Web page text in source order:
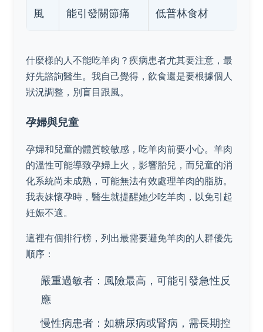
風
能引發關節痛
低普林食材
什麼樣的人不能吃羊肉？疾病患者尤其要注意，最
好先諮詢醫生。我自己覺得，飲食還是要根據個人
狀況調整，別盲目跟風。
孕婦與兒童
孕婦和兒童的體質較敏感，吃羊肉前要小心。羊肉
的溫性可能導致孕婦上火，影響胎兒，而兒童的消
化系統尚未成熟，可能無法有效處理羊肉的脂肪。
我表妹懷孕時，醫生就提醒她少吃羊肉，以免引起
妊娠不適。
這裡有個排行榜，列出最需要避免羊肉的人群優先
順序：
嚴重過敏者：風險最高，可能引發急性反
應
慢性病患者：如糖尿病或腎病，需長期控